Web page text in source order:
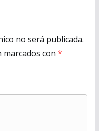
no será publicada.
con *